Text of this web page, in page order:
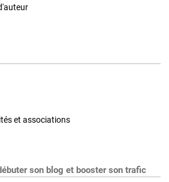
et associations
son blog et booster son trafic